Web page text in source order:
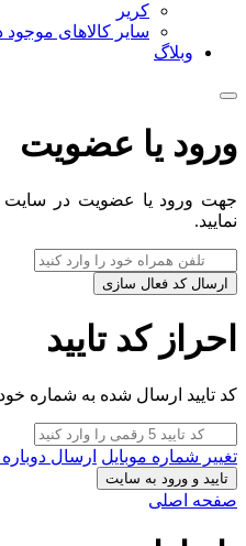
کریر
سایر کالاهای موجود
وبلاگ
ورود یا عضویت
جهت ورود یا عضویت در سایت
نمایید.
ارسال کد فعال سازی
احراز کد تایید
کد تایید ارسال شده به شماره خود
تغییر شماره موبایل ارسال دوباره
تایید و ورود به سایت
صفحه اصلی